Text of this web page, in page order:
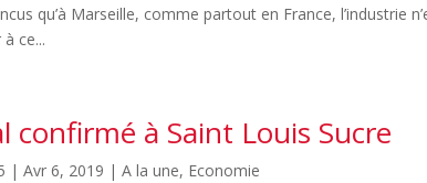
qu’à Marseille, comme partout en France, l’industrie
ce...
confirmé à Saint Louis Sucre
|Avr 6, 2019 |A la une, Economie